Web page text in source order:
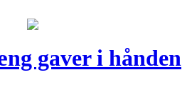
gaver i hånden